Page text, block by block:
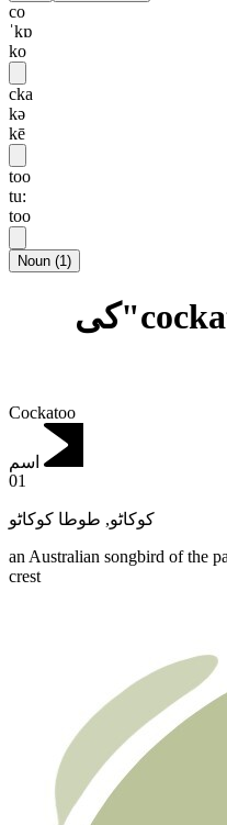
co
ˈkɒ
ko
cka
kə
kē
too
tu:
too
Noun (1)
انگریزی میں "cockatoo"کی
Cockatoo
اسم
01
کوکاٹو, طوطا کوکاٹو
an Australian songbird of the
crest